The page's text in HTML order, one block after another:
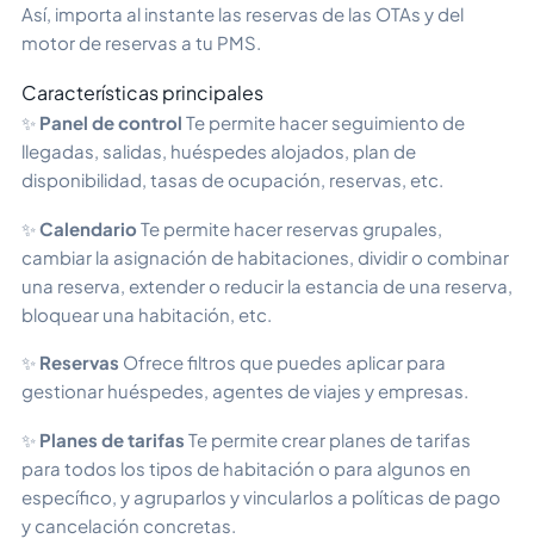
Así, importa al instante las reservas de las OTAs y del
motor de reservas a tu PMS.
Características principales
✨ Panel de control Te permite hacer seguimiento de
llegadas, salidas, huéspedes alojados, plan de
disponibilidad, tasas de ocupación, reservas, etc.
✨Calendario Te permite hacer reservas grupales,
cambiar la asignación de habitaciones, dividir o combinar
una reserva, extender o reducir la estancia de una reserva,
bloquear una habitación, etc.
✨ Reservas Ofrece filtros que puedes aplicar para
gestionar huéspedes, agentes de viajes y empresas.
✨ Planes de tarifas Te permite crear planes de tarifas
para todos los tipos de habitación o para algunos en
específico, y agruparlos y vincularlos a políticas de pago
y cancelación concretas.